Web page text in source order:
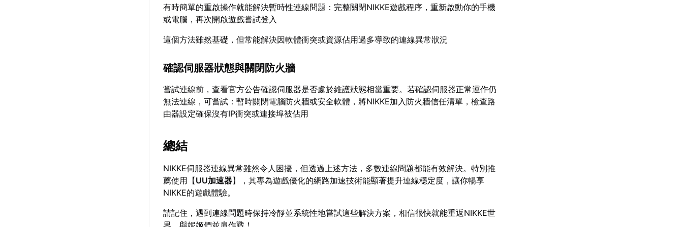
有時簡單的重啟操作就能解決暫時性連線問題：完整關閉NIKKE遊戲程序，重新啟動你的手機
或電腦，再次開啟遊戲嘗試登入
這個方法雖然基礎，但常能解決因軟體衝突或資源佔用過多導致的連線異常狀況
確認伺服器狀態與關閉防火牆
嘗試連線前，查看官方公告確認伺服器是否處於維護狀態相當重要。若確認伺服器正常運作仍
無法連線，可嘗試：暫時關閉電腦防火牆或安全軟體，將NIKKE加入防火牆信任清單，檢查路
由器設定確保沒有IP衝突或連接埠被佔用
總結
NIKKE伺服器連線異常雖然令人困擾，但透過上述方法，多數連線問題都能有效解決。特別推
薦使用【UU加速器】，其專為遊戲優化的網路加速技術能顯著提升連線穩定度，讓你暢享
NIKKE的遊戲體驗。
請記住，遇到連線問題時保持冷靜並系統性地嘗試這些解決方案，相信很快就能重返NIKKE世
界，與妮姬們並肩作戰！